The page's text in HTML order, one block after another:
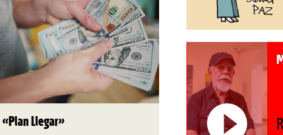
«Plan Llegar»
MULTIMEDIA
Rocambole. Imágenes